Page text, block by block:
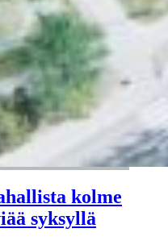
kolme
syksyllä